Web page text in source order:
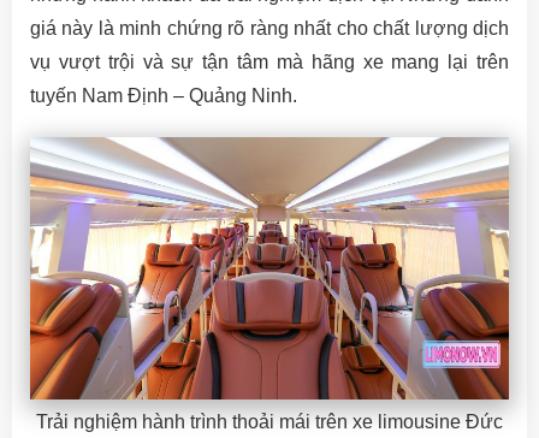
giá này là minh chứng rõ ràng nhất cho chất lượng dịch
vụ vượt trội và sự tận tâm mà hãng xe mang lại trên
tuyến Nam Định – Quảng Ninh.
Trải nghiệm hành trình thoải mái trên xe limousine Đức